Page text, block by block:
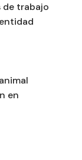
de trabajo
en